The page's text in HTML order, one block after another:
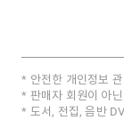
안전한 개인정보
판매자 회원이 아
도서, 전집, 음반